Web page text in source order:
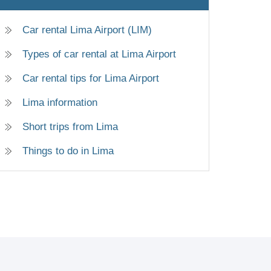
Car rental Lima Airport (LIM)
Types of car rental at Lima Airport
Car rental tips for Lima Airport
Lima information
Short trips from Lima
Things to do in Lima